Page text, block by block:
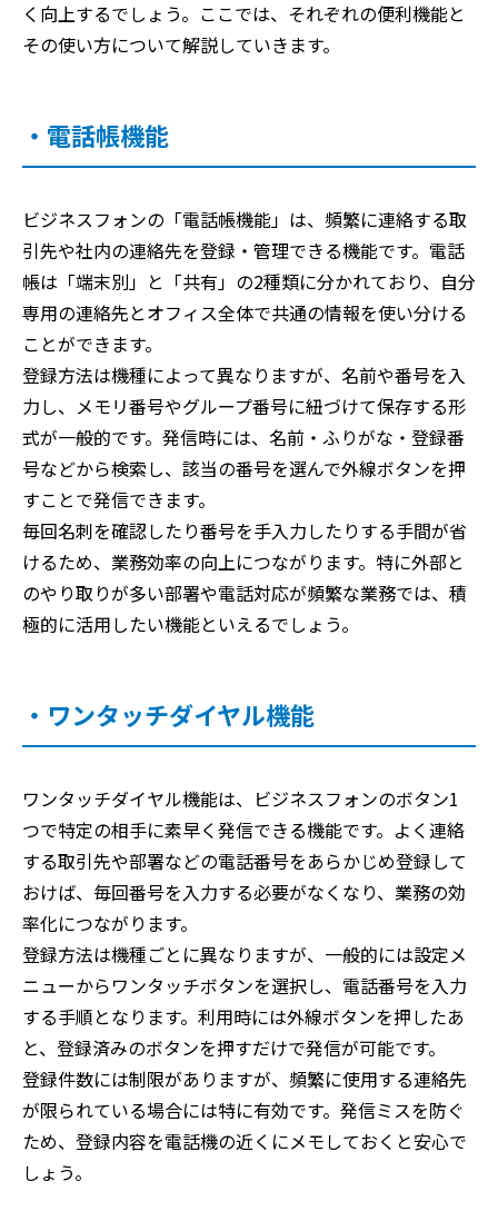
く向上するでしょう。ここでは、それぞれの便利機能と
その使い方について解説していきます。
・電話帳機能
ビジネスフォンの「電話帳機能」は、頻繁に連絡する取
引先や社内の連絡先を登録・管理できる機能です。電話
帳は「端末別」と「共有」の2種類に分かれており、自分
専用の連絡先とオフィス全体で共通の情報を使い分ける
ことができます。
登録方法は機種によって異なりますが、名前や番号を入
力し、メモリ番号やグループ番号に紐づけて保存する形
式が一般的です。発信時には、名前・ふりがな・登録番
号などから検索し、該当の番号を選んで外線ボタンを押
すことで発信できます。
毎回名刺を確認したり番号を手入力したりする手間が省
けるため、業務効率の向上につながります。特に外部と
のやり取りが多い部署や電話対応が頻繁な業務では、積
極的に活用したい機能といえるでしょう。
・ワンタッチダイヤル機能
ワンタッチダイヤル機能は、ビジネスフォンのボタン1
つで特定の相手に素早く発信できる機能です。よく連絡
する取引先や部署などの電話番号をあらかじめ登録して
おけば、毎回番号を入力する必要がなくなり、業務の効
率化につながります。
登録方法は機種ごとに異なりますが、一般的には設定メ
ニューからワンタッチボタンを選択し、電話番号を入力
する手順となります。利用時には外線ボタンを押したあ
と、登録済みのボタンを押すだけで発信が可能です。
登録件数には制限がありますが、頻繁に使用する連絡先
が限られている場合には特に有効です。発信ミスを防ぐ
ため、登録内容を電話機の近くにメモしておくと安心で
しょう。